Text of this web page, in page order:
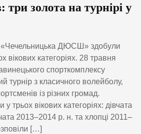
три золота на турнірі у
ДЮСШ» здобули
вікових категоріях. 28 травня
спорткомплексу
турнір з класичного волейболу,
із різних громад.
трьох вікових категоріях: дівчата
2013–2014 р. н. та хлопці 2011–
[…]